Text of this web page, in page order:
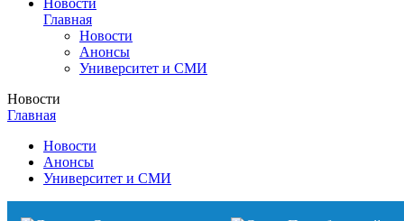
Главная
Новости
Анонсы
Университет и СМИ
Новости
Главная
Новости
Анонсы
Университет и СМИ